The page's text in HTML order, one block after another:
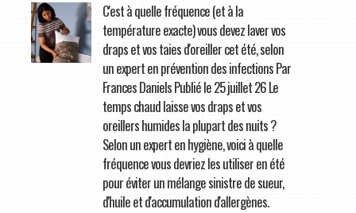
C'est à quelle fréquence (et à la
température exacte) vous devez laver vos
draps et vos taies d'oreiller cet été, selon
un expert en prévention des infections Par
Frances Daniels Publié le 25 juillet 26 Le
temps chaud laisse vos draps et vos
oreillers humides la plupart des nuits ?
Selon un expert en hygiène, voici à quelle
fréquence vous devriez les utiliser en été
pour éviter un mélange sinistre de sueur,
d'huile et d'accumulation d'allergènes.